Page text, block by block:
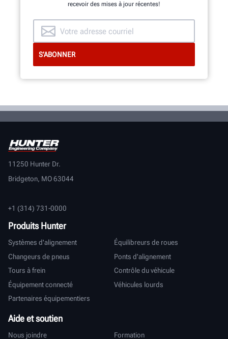
recevoir des mises à jour récentes!
11250 Hunter Dr.
Bridgeton, MO 63044
+1 (314) 731-0000
Produits Hunter
Systèmes d'alignement
Équilibreurs de roues
Changeurs de pneus
Ponts d'alignement
Tours à frein
Contrôle du véhicule
Équipement connecté
Véhicules lourds
Partenaires équipementiers
Aide et soutien
Nous joindre Formation